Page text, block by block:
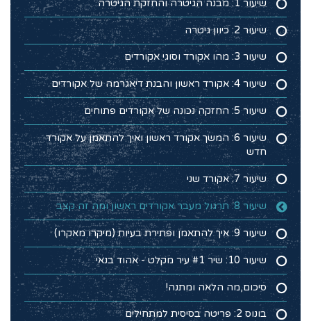
שיעור 1: מבנה הגיטרה והחזקת הגיטרה
שיעור 2: כיוון גיטרה
שיעור 3: מהו אקורד וסוגי אקורדים
שיעור 4: אקורד ראשון והבנת דיאגרמה של אקורדים
שיעור 5: החזקה נכונה של אקורדים פתוחים
שיעור 6: המשך אקורד ראשון ואיך להתאמן על אקורד
חדש
שיעור 7: אקורד שני
שיעור 8: תרגול מעבר אקורדים ראשון ומה זה קצב
שיעור 9: איך להתאמן ופתירת בעיות (מיקרו מאקרו)
שיעור 10: שיר #1 עיר מקלט - אהוד בנאי
סיכום,מה הלאה ומתנה!
בונוס 2: פריטה בסיסית למתחילים